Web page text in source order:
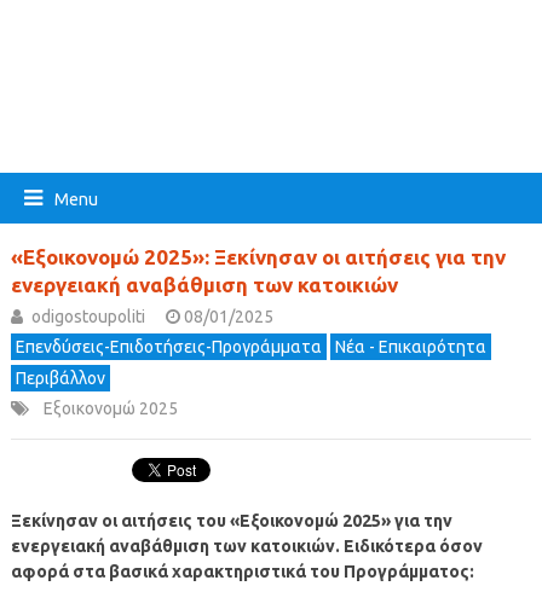
Menu
«Εξοικονομώ 2025»: Ξεκίνησαν οι αιτήσεις για την
ενεργειακή αναβάθμιση των κατοικιών
odigostoupoliti
08/01/2025
Επενδύσεις-Επιδοτήσεις-Προγράμματα
Νέα - Επικαιρότητα
Περιβάλλον
Εξοικονομώ 2025
Ξεκίνησαν οι αιτήσεις του «Εξοικονομώ 2025» για την
ενεργειακή αναβάθμιση των κατοικιών. Ειδικότερα όσον
αφορά στα βασικά χαρακτηριστικά του Προγράμματος: